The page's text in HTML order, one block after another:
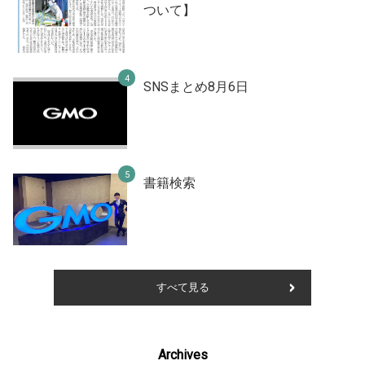
ついて】
SNSまとめ8月6日
書籍検索
すべて見る
Archives